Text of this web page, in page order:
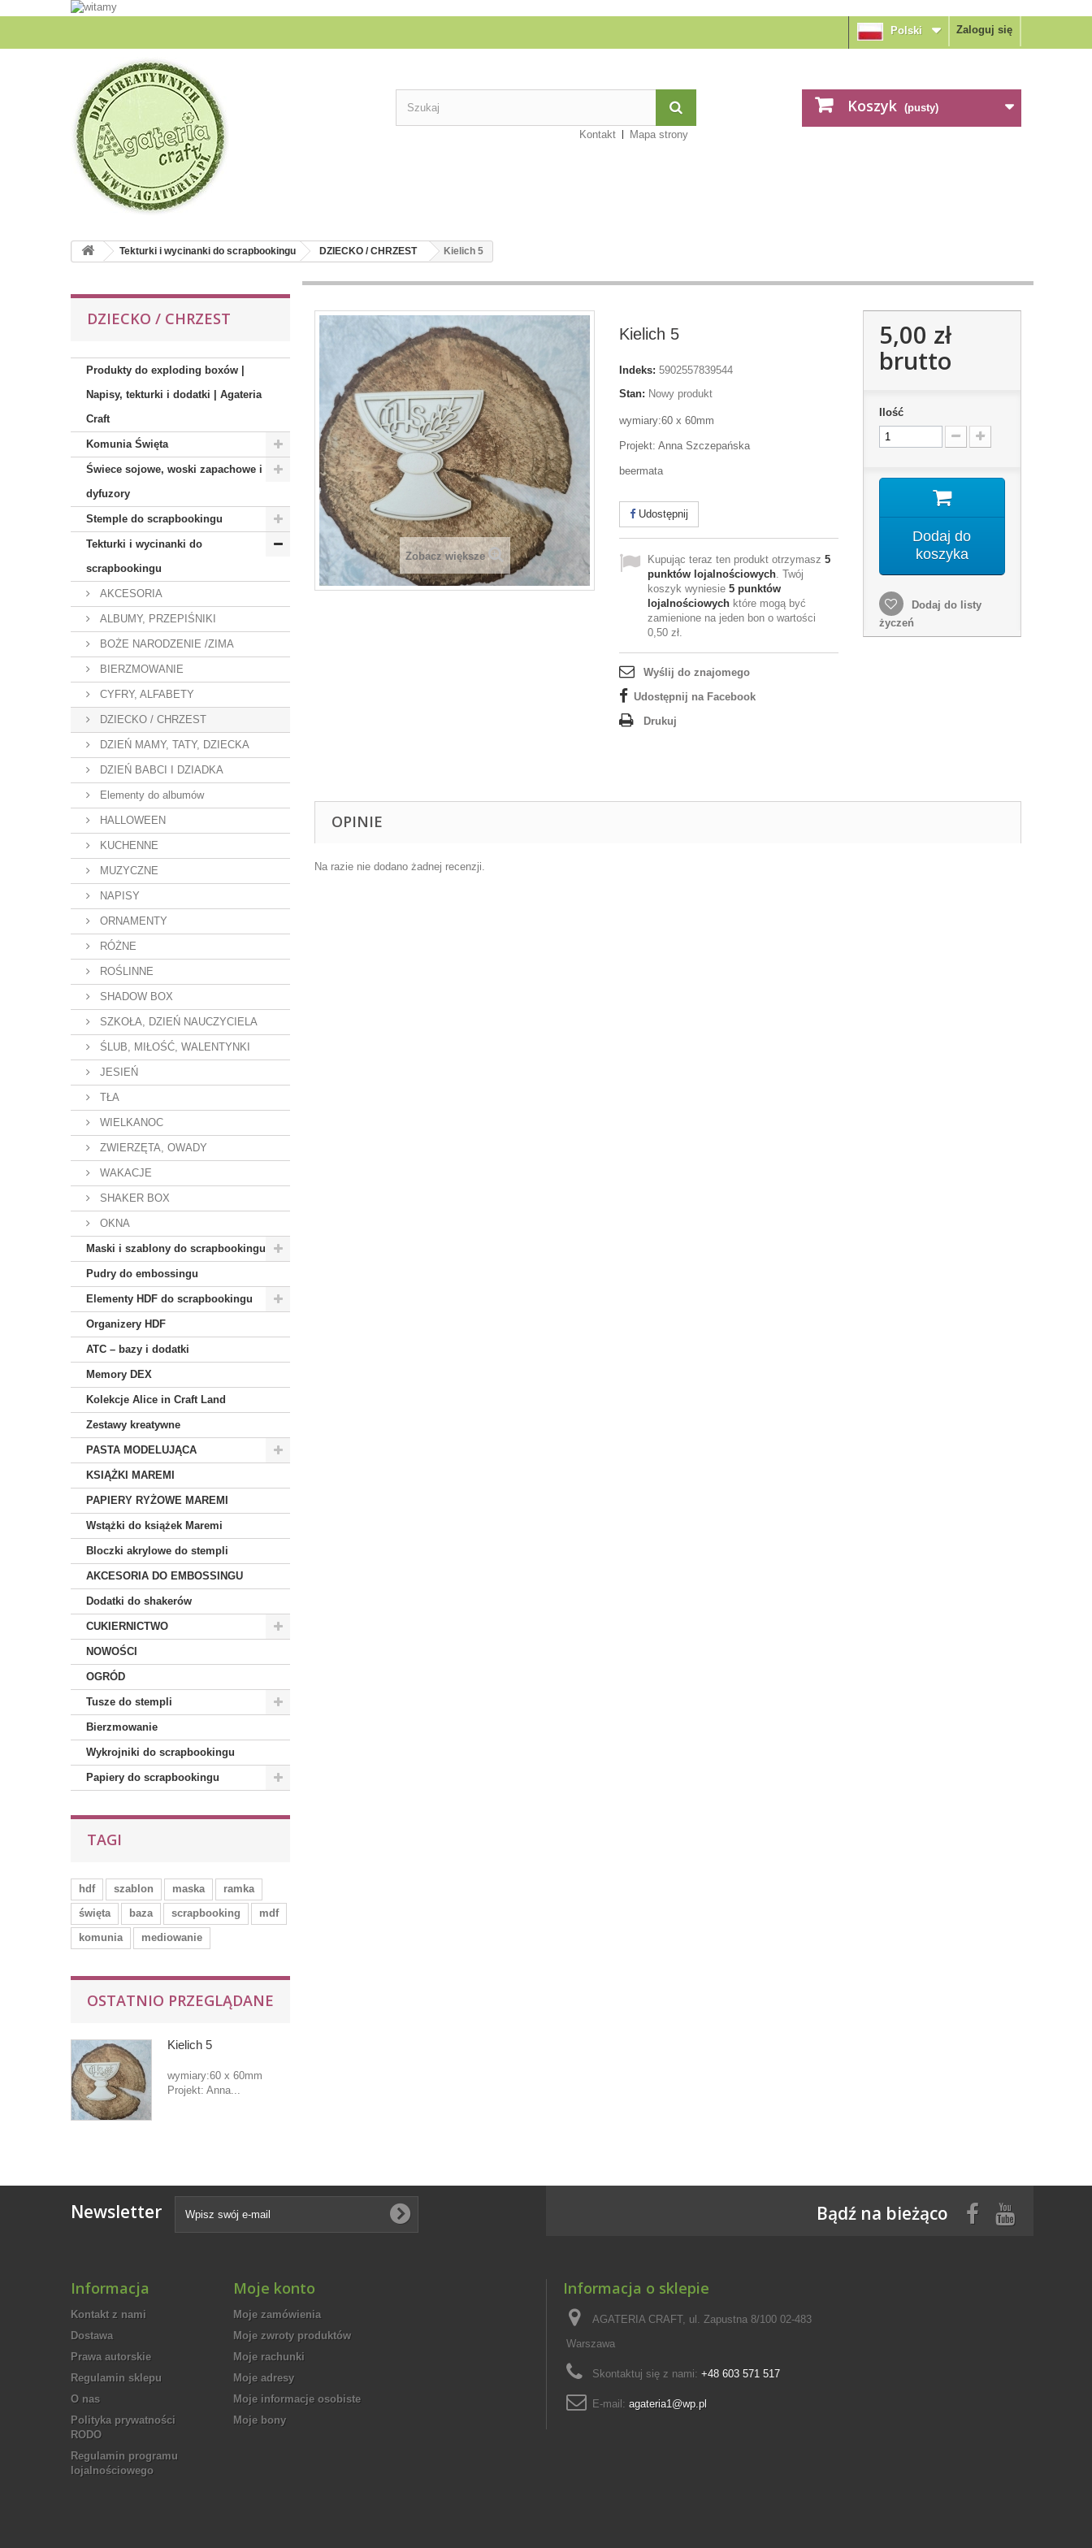
Zaloguj się
Polski
Koszyk (pusty)
Kontakt Mapa strony
Tekturki i wycinanki do scrapbookingu DZIECKO / CHRZEST Kielich 5
DZIECKO / CHRZEST
Produkty do exploding boxów |
Napisy, tekturki i dodatki | Agateria
Craft
Komunia Święta
Świece sojowe, woski zapachowe i
dyfuzory
Stemple do scrapbookingu
Tekturki i wycinanki do
scrapbookingu
AKCESORIA
ALBUMY, PRZEPIŚNIKI
BOŻE NARODZENIE /ZIMA
BIERZMOWANIE
CYFRY, ALFABETY
DZIECKO / CHRZEST
DZIEŃ MAMY, TATY, DZIECKA
DZIEŃ BABCI I DZIADKA
Elementy do albumów
HALLOWEEN
KUCHENNE
MUZYCZNE
NAPISY
ORNAMENTY
RÓŻNE
ROŚLINNE
SHADOW BOX
SZKOŁA, DZIEŃ NAUCZYCIELA
ŚLUB, MIŁOŚĆ, WALENTYNKI
JESIEŃ
TŁA
WIELKANOC
ZWIERZĘTA, OWADY
WAKACJE
SHAKER BOX
OKNA
Maski i szablony do scrapbookingu
Pudry do embossingu
Elementy HDF do scrapbookingu
Organizery HDF
ATC – bazy i dodatki
Memory DEX
Kolekcje Alice in Craft Land
Zestawy kreatywne
PASTA MODELUJĄCA
KSIĄŻKI MAREMI
PAPIERY RYŻOWE MAREMI
Wstążki do książek Maremi
Bloczki akrylowe do stempli
AKCESORIA DO EMBOSSINGU
Dodatki do shakerów
CUKIERNICTWO
NOWOŚCI
OGRÓD
Tusze do stempli
Bierzmowanie
Wykrojniki do scrapbookingu
Papiery do scrapbookingu
TAGI
hdf szablon maska
ramka
święta
baza scrapbooking
mdf
komunia
mediowanie
OSTATNIO PRZEGLĄDANE
Kielich 5
wymiary:60 x 60mm
Projekt: Anna...
Zobacz większe
Kielich 5
Indeks: 5902557839544
Stan: Nowy produkt
wymiary:60 x 60mm
Projekt: Anna Szczepańska
beermata
Udostępnij
Kupując teraz ten produkt otrzymasz 5
punktów lojalnościowych. Twój
koszyk wyniesie 5 punktów
lojalnościowych które mogą być
zamienione na jeden bon o wartości
0,50 zł.
Wyślij do znajomego
Udostępnij na Facebook
Drukuj
5,00 zł
brutto
Ilość
Dodaj do
koszyka
Dodaj do listy
życzeń
OPINIE
Na razie nie dodano żadnej recenzji.
Newsletter Bądź na bieżąco
Informacja
Kontakt z nami
Dostawa
Prawa autorskie
Regulamin sklepu
O nas
Polityka prywatności
RODO
Regulamin programu
lojalnościowego
Moje konto
Moje zamówienia
Moje zwroty produktów
Moje rachunki
Moje adresy
Moje informacje osobiste
Moje bony
Informacja o sklepie
AGATERIA CRAFT, ul. Zapustna 8/100 02-483
Warszawa
Skontaktuj się z nami: +48 603 571 517
E-mail: agateria1@wp.pl